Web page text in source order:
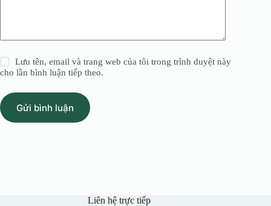
Lưu tên, email và trang web của tôi trong trình duyệt này
cho lần bình luận tiếp theo.
Gửi bình luận
Liên hệ trực tiếp